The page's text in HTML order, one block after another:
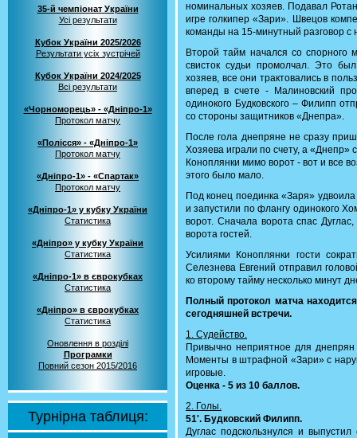
35-й чемпіонат України
Усі результати
Кубок України 2025/2026
Результати усіх зустрічей
Кубок України 2024/2025
Всі результати
«Чорноморець» - «Дніпро-1»
Протокол матчу
«Полісся» - «Дніпро-1»
Протокол матчу
«Дніпро-1» - «Спартак»
Протокол матчу
«Дніпро-1» у кубку України
Статистика
«Дніпро» у кубку України
Статистика
«Дніпро-1» в єврокубках
Статистика
«Дніпро» в єврокубках
Статистика
Оновлення в розділі
Програмки
Повний сезон 2015/2016
Турнірна таблиця:
номинальных хозяев. Подавал
игре голкипер «Зари». Швецов
команды на 15-минутный разговор с
Второй тайм начался со
свисток судьи промолчал. Это
хозяев, все они трактовались в
вперед в счете - Малиновский
одинокого Будковского – Филипп
со стороны защитников «Днепра».
После гола днепряне не сразу
Хозяева играли по счету, а
Коноплянки мимо ворот - вот и все
этого было мало.
Под конец поединка «Заря»
и запустили по флангу одинокого
ворот. Сначала ворота спас
ворота гостей.
Усилиями Коноплянки гости
Селезнева Евгений отправил
ко второму тайму несколько минут
Полный протокол матча
сегодняшней встречи.
1. Судейство.
Привычно неприятное для
Моменты в штрафной «Зари» с
игровые.
Оценка - 5 из 10 баллов.
2. Голы.
51'. Будковский Филипп.
Дуглас подскользнулся и